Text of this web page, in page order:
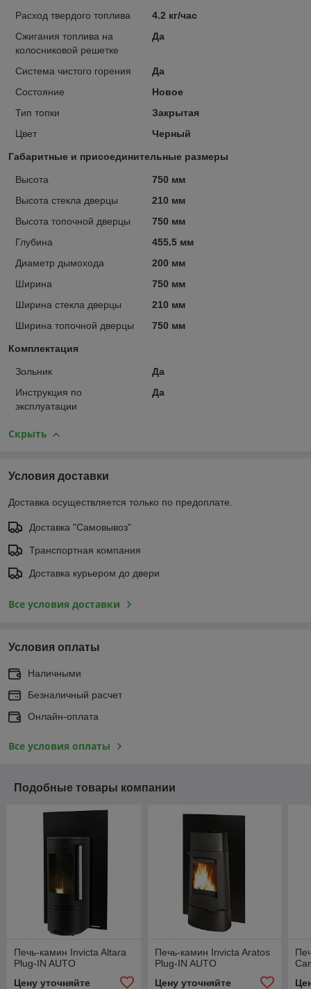
Расход твердого топлива
4.2 кг/час
Сжигания топлива на
колосниковой решетке
Да
Система чистого горения
Да
Состояние
Новое
Тип топки
Закрытая
Цвет
Черный
Габаритные и присоединительные размеры
Высота
750 мм
Высота стекла дверцы
210 мм
Высота топочной дверцы
750 мм
Глубина
455.5 мм
Диаметр дымохода
200 мм
Ширина
750 мм
Ширина стекла дверцы
210 мм
Ширина топочной дверцы
750 мм
Комплектация
Зольник
Да
Инструкция по
эксплуатации
Да
Скрыть
Условия доставки
Доставка осуществляется только по предоплате.
Доставка "Самовывоз"
Транспортная компания
Доставка курьером до двери
Все условия доставки
Условия оплаты
Наличными
Безналичный расчет
Онлайн-оплата
Все условия оплаты
Подобные товары компании
Печь-камин Invicta Altara
Plug-IN AUTO
Цену уточняйте
Печь-камин Invicta Aratos
Plug-IN AUTO
Цену уточняйте